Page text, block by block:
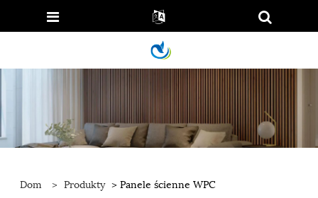
Dom > Produkty > Panele ścienne WPC